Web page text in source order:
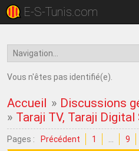
E-S-Tunis.com
Vous n'êtes pas identifié(e).
Accueil » Discussions
» Taraji TV, Taraji Digital
Pages : Précédent 1 9